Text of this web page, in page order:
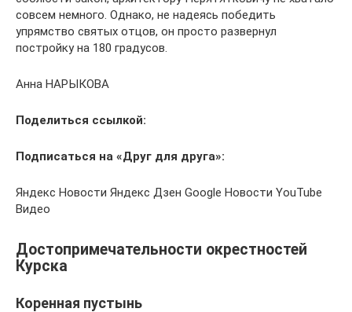
совсем немного. Однако, не надеясь победить
упрямство святых отцов, он просто развернул
постройку на 180 градусов.
Анна НАРЫКОВА
Поделиться ссылкой:
Подписаться на «Друг для друга»:
Яндекс Новости Яндекс Дзен Google Новости YouTube
Видео
Достопримечательности окрестностей
Курска
Коренная пустынь